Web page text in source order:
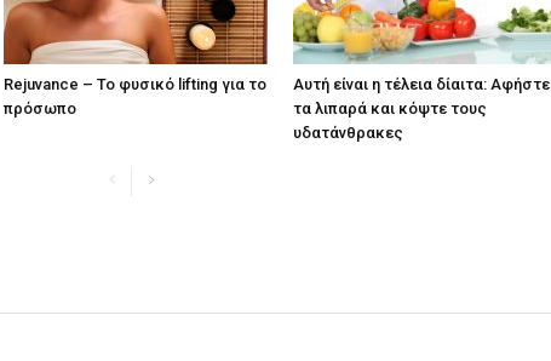
Rejuvance – Το φυσικό lifting για το
πρόσωπο
Αυτή είναι η τέλεια δίαιτα: Αφήστε
τα λιπαρά και κόψτε τους
υδατάνθρακες